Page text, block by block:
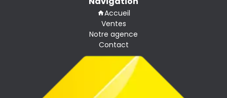
Accueil
Ventes
Notre agence
Contact